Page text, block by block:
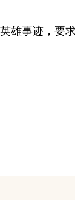
雄事迹，要